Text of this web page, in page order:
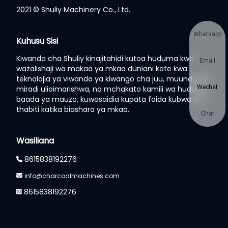
2021 © Shuliy Machinery Co., Ltd.
Kuhusu Sisi
Kiwanda cha Shuliy kinajitahidi kutoa huduma kwa
wazalishaji wa makaa ya mkaa duniani kote kwa
teknolojia ya viwanda ya kiwango cha juu, muundo wa
miradi ulioimarishwa, na mchakato kamili wa huduma
baada ya mauzo, kuwasaidia kupata faida kubwa na
thabiti katika biashara ya mkaa.
Wasiliana
8615838192276
info@charcoalmachines.com
8615838192276
Whatsapp
Email
Wechat
Chat